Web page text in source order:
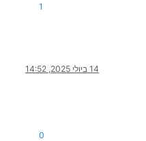
1
14 ביולי 2025, 14:52
0